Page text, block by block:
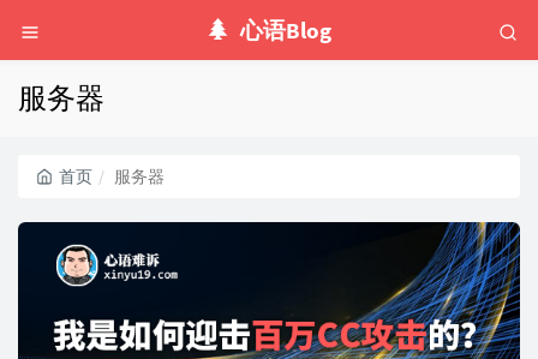
心语Blog
服务器
首页 服务器